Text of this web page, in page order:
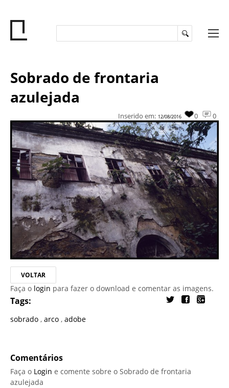
Sobrado de frontaria
azulejada
0
0
Inserido em: 12/08/2016
VOLTAR
Faça o login para fazer o download e comentar as imagens.
Tags:
sobrado , arco , adobe
Comentários
Faça o Login e comente sobre o Sobrado de frontaria
azulejada